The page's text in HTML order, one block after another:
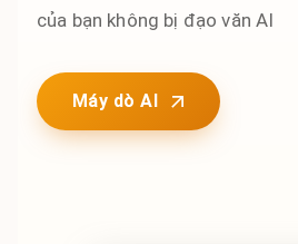
của bạn không bị đạo văn AI
Máy dò AI